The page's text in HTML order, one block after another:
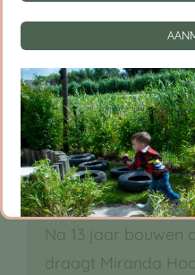
De Boomhut
Kinderopvang
Na 13 jaar bouwen
draagt Miranda